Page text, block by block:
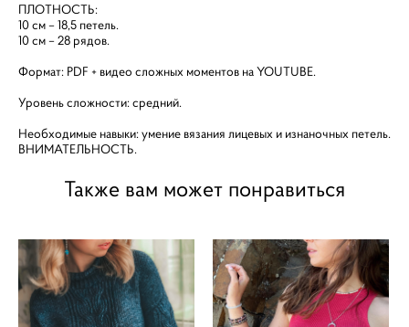
ПЛОТНОСТЬ:
10 см – 18,5 петель.
10 см – 28 рядов.
Формат: PDF + видео сложных моментов на YOUTUBE.
Уровень сложности: средний.
Необходимые навыки: умение вязания лицевых и изнаночных петель.
ВНИМАТЕЛЬНОСТЬ.
Также вам может понравиться